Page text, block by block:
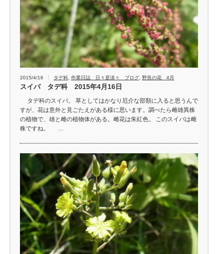
2015/4/16 タデ科 作業日誌 日々是淡々 ブログ 野良の花 4月
スイバ タデ科 2015年4月16日
タデ科のスイバ。 草としてはかなり厄介な部類に入ると思うんで
すが、花は意外と見ごたえがある様に思います。調べたら雌雄異株
の植物で、雄と雌の植物体がある。雌花は朱紅色。 このスイバは雌
株ですね。 …